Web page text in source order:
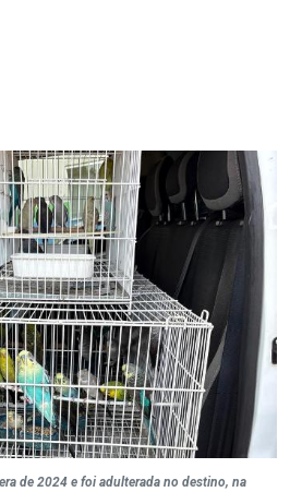
de 2024 e foi adulterada no destino, na